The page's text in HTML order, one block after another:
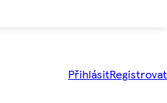
PřihlásitRegistrovat